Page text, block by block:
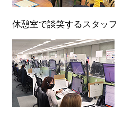
休憩室で談笑するスタッ